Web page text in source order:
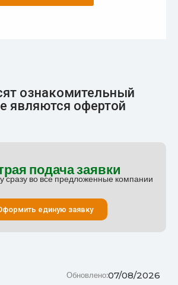
ознакомительный
являются офертой
подача заявки
сразу во все предложенные компании
единую заявку
07/08/2026
Обновлено: